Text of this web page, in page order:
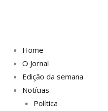
Home
O Jornal
Edição da semana
Notícias
Política